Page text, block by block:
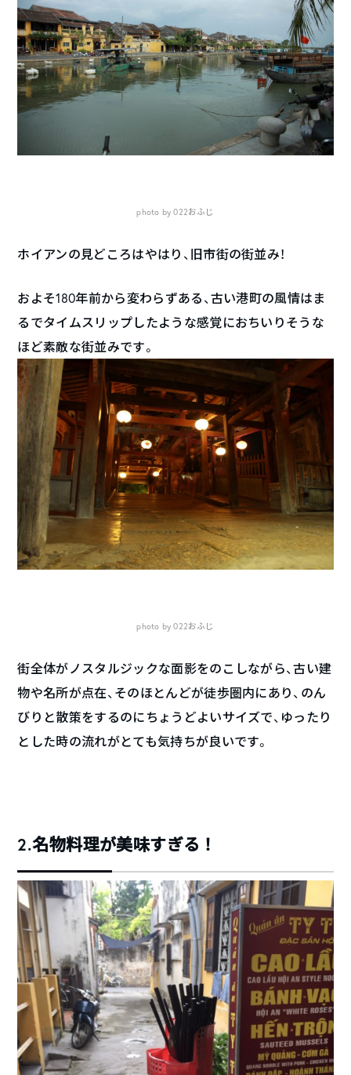
photo by 022おふじ
ホイアンの見どころはやはり、旧市街の街並み！
およそ180年前から変わらずある、古い港町の風情はま
るでタイムスリップしたような感覚におちいりそうな
ほど素敵な街並みです。
photo by 022おふじ
街全体がノスタルジックな面影をのこしながら、古い建
物や名所が点在、そのほとんどが徒歩圏内にあり、のん
びりと散策をするのにちょうどよいサイズで、ゆったり
とした時の流れがとても気持ちが良いです。
2.名物料理が美味すぎる！